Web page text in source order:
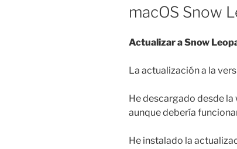
macOS Snow
Actualizar a Snow
La actualización a la
He descargado desde
aunque debería
He instalado la